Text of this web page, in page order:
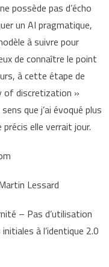
possède pas d’écho
un AI pragmatique,
à suivre pour
de connaître le point
à cette étape de
of discretization »
que j’ai évoqué plus
elle verrait jour.
Lessard
– Pas d’utilisation
à l’identique 2.0